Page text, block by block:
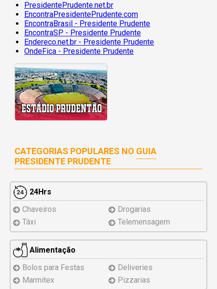
PresidentePrudente.net.br
EncontraPresidentePrudente.com
EncontraBrasil - Presidente Prudente
EncontraSP - Presidente Prudente
Endereco.net.br - Presidente Prudente
OndeFica - Presidente Prudente
CATEGORIAS POPULARES NO GUIA
PRESIDENTE PRUDENTE
24Hrs
Chaveiros
Drogarias
Táxi
Telemensagem
Alimentação
Bolos para Festas
Deliveries
Marmitex
Pizzarias